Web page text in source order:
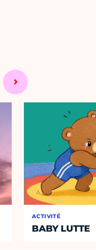
ACTIVITÉ
BABY LUTTE